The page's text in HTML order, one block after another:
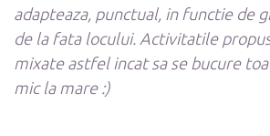
adapteaza, punctual, in functie de
de la fata locului. Activitatile
mixate astfel incat sa se bucure
mic la mare :)